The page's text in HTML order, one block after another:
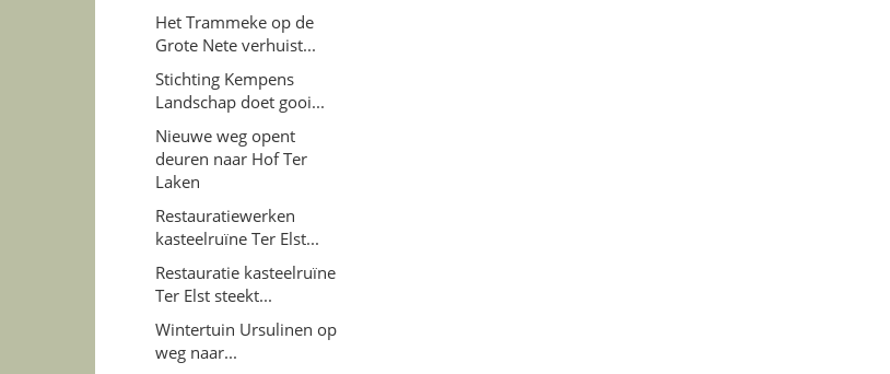
Het Trammeke op de
Grote Nete verhuist...
Stichting Kempens
Landschap doet gooi...
Nieuwe weg opent
deuren naar Hof Ter
Laken
Restauratiewerken
kasteelruïne Ter Elst...
Restauratie kasteelruïne
Ter Elst steekt...
Wintertuin Ursulinen op
weg naar...